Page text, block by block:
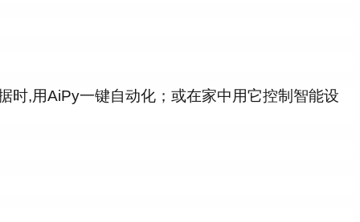
时,用AiPy一键自动化；或在家中用它控制智能设